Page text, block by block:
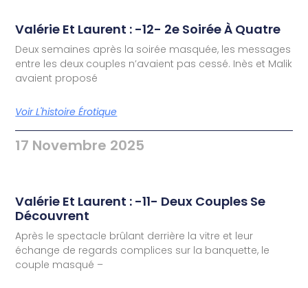
Valérie Et Laurent : -12- 2e Soirée À Quatre
Deux semaines après la soirée masquée, les messages
entre les deux couples n’avaient pas cessé. Inès et Malik
avaient proposé
Voir L'histoire Érotique
17 Novembre 2025
Valérie Et Laurent : -11- Deux Couples Se
Découvrent
Après le spectacle brûlant derrière la vitre et leur
échange de regards complices sur la banquette, le
couple masqué –